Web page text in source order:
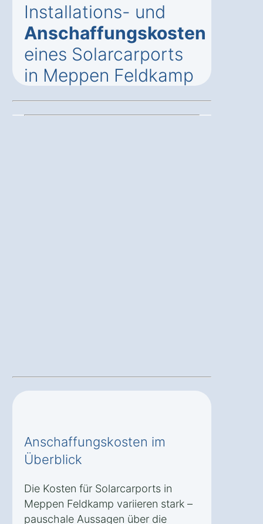
Installations- und
Anschaffungskosten
eines Solarcarports
in Meppen Feldkamp
Anschaffungskosten im
Überblick
Die Kosten für Solarcarports in
Meppen Feldkamp variieren stark –
pauschale Aussagen über die